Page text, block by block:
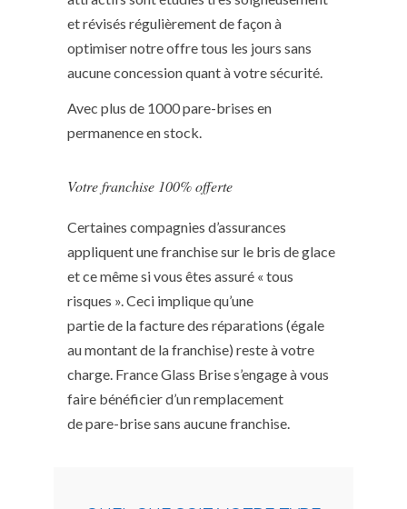
et révisés régulièrement de façon à
optimiser notre offre tous les jours sans
aucune concession quant à votre sécurité.
Avec plus de 1000 pare-brises en
permanence en stock.
Votre franchise 100% offerte
Certaines compagnies d’assurances
appliquent une franchise sur le bris de glace
et ce même si vous êtes assuré « tous
risques ». Ceci implique qu’une
partie de la facture des réparations (égale
au montant de la franchise) reste à votre
charge. France Glass Brise s’engage à vous
faire bénéficier d’un remplacement
de pare-brise sans aucune franchise.